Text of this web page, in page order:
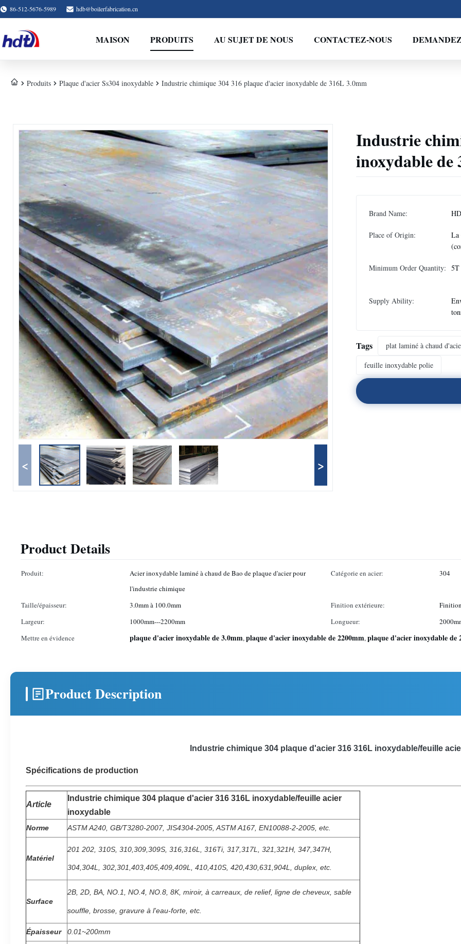
86-512-5676-5989 hdb@boilerfabrication.cn
MAISON PRODUITS AU SUJET DE NOUS CONTACTEZ-NOUS
Produits Plaque d'acier Ss304 inoxydable Industrie chimique 304 316 plaque d'acier inoxydable de 316L 3.0mm
< >
Industrie
inoxydable de
Brand Name:
Place of Origin:
La
Minimum Order Quantity: 5T
Supply Ability:
Tags plat laminé à chaud
feuille inoxydable polie
Product Details
Produit:
Acier inoxydable laminé à chaud de Bao de plaque d'acier pour
l'industrie chimique
Catégorie en acier: 304
Taille/épaisseur: 3.0mm à 100.0mm Finition extérieure:
Largeur:
1000mm---2200mm Longueur:
Mettre en évidence
plaque d'acier inoxydable de 3.0mm,plaque d'acier inoxydable de 2200mm,plaque d'acier inoxydable de
Product Description
Industrie chimique 304 plaque d'acier 316 316L inoxydable/feuille
Spécifications de production
Article
Industrie chimique 304 plaque d'acier 316 316L inoxydable/feuille acier
inoxydable
Norme ASTM A240, GB/T3280-2007, JIS4304-2005, ASTM A167, EN10088-2-2005, etc.
Matériel
201 202, 310S, 310,309,309S, 316,316L, 316Ti, 317,317L, 321,321H, 347,347H,
304,304L, 302,301,403,405,409,409L, 410,410S, 420,430,631,904L, duplex, etc.
Surface
2B, 2D, BA, NO.1, NO.4, NO.8, 8K, miroir, à carreaux, de relief, ligne de cheveux, sable
souffle, brosse, gravure à l'eau-forte, etc.
Épaisseur 0.01~200mm